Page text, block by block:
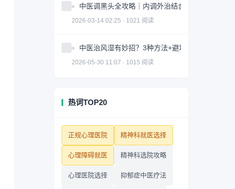
中医调黑头全攻略｜内调外治结合改善皮肤问题
2026-03-14 02:25 · 1021 阅读
中医治风湿有妙招？3种方法+避坑指南助你科学
2026-05-30 11:07 · 1015 阅读
热词TOP20
正规心理医院 精神科就医选择
心理障碍就医 精神科选院攻略
心理医院选择 抑郁症中医疗法